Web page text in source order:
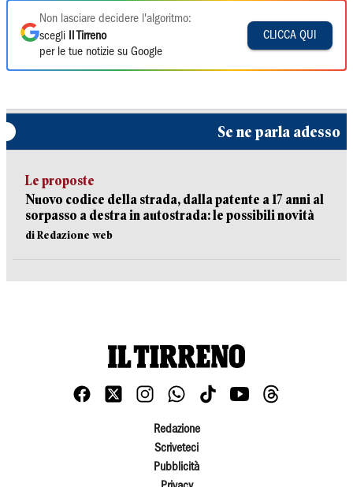
Non lasciare decidere l'algoritmo:
scegli
Il Tirreno
per le tue notizie su Google
CLICCA QUI
Se ne parla adesso
Le proposte
Nuovo codice della strada, dalla patente a 17 anni al
sorpasso a destra in autostrada: le possibili novità
di Redazione web
Redazione
Scriveteci
Pubblicità